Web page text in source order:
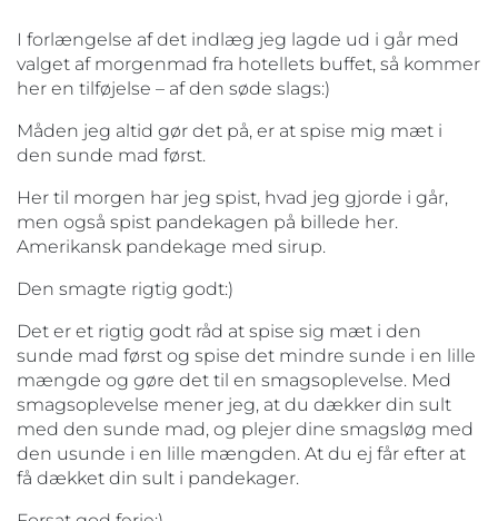
I forlængelse af det indlæg jeg lagde ud i går med
valget af morgenmad fra hotellets buffet, så kommer
her en tilføjelse – af den søde slags:)
Måden jeg altid gør det på, er at spise mig mæt i
den sunde mad først.
Her til morgen har jeg spist, hvad jeg gjorde i går,
men også spist pandekagen på billede her.
Amerikansk pandekage med sirup.
Den smagte rigtig godt:)
Det er et rigtig godt råd at spise sig mæt i den
sunde mad først og spise det mindre sunde i en lille
mængde og gøre det til en smagsoplevelse. Med
smagsoplevelse mener jeg, at du dækker din sult
med den sunde mad, og plejer dine smagsløg med
den usunde i en lille mængden. At du ej får efter at
få dækket din sult i pandekager.